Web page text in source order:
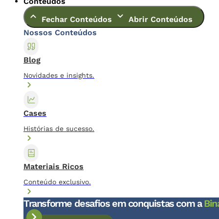
Fechar Conteúdos
Abrir Conteúdos
Nossos Conteúdos
Blog
Novidades e insights.
Cases
Histórias de sucesso.
Materiais Ricos
Conteúdo exclusivo.
Transforme desafios em conquistas com a